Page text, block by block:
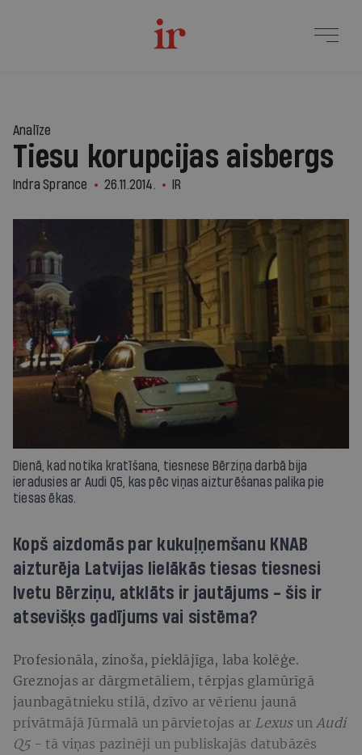
Analīze
Tiesu korupcijas aisbergs
Indra Sprance 26.11.2014. IR
Dienā, kad notika kratīšana, tiesnese Bērziņa darbā bija
ieradusies ar Audi Q5, kas pēc viņas aizturēšanas palika pie
tiesas ēkas.
Kopš aizdomās par kukuļņemšanu KNAB
aizturēja Latvijas lielākās tiesas tiesnesi
Ivetu Bērziņu, atklāts ir jautājums - šis ir
atsevišķs gadījums vai sistēma?
Profesionāla, zinoša, pieklājīga, laba kolēģe.
Greznojas ar dārgmetāliem, tērpjas glamūrīgā
jaunbagātnieku stilā, dzīvo ar vērienu jaunā
privātmājā Jūrmalā un pārvietojas ar Lexusun Audi
Q5- tā viņas pazinēji un publiskajās datubāzēs